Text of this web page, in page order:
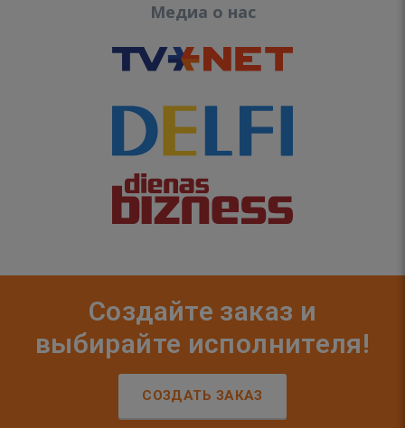
Медиа о нас
Создайте заказ и
выбирайте исполнителя!
СОЗДАТЬ ЗАКАЗ